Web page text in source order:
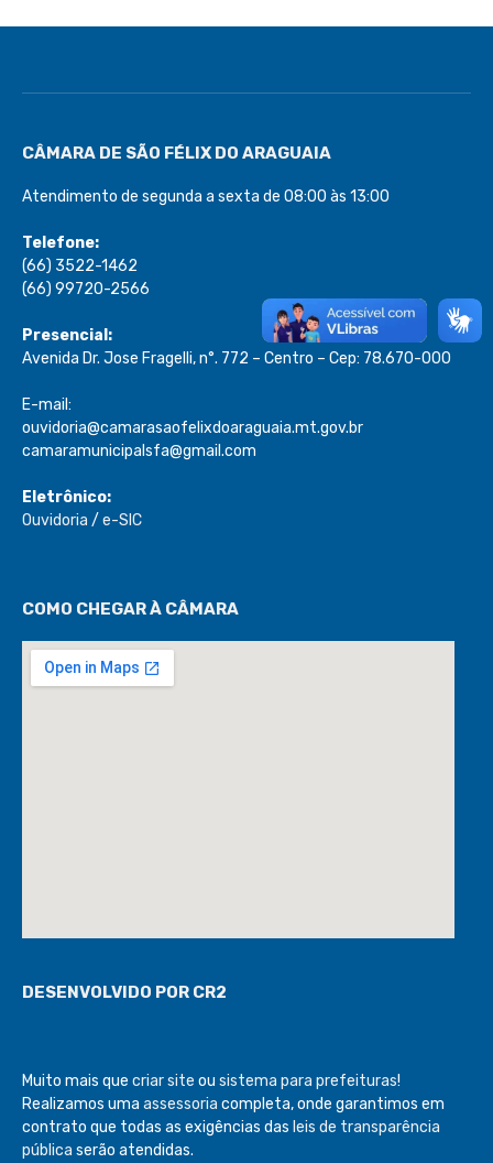
CÂMARA DE SÃO FÉLIX DO ARAGUAIA
Atendimento de segunda a sexta de 08:00 às 13:00
Telefone:
(66) 3522-1462
(66) 99720-2566
Presencial:
Avenida Dr. Jose Fragelli, n°. 772 – Centro – Cep: 78.670-000
E-mail:
ouvidoria@camarasaofelixdoaraguaia.mt.gov.br
camaramunicipalsfa@gmail.com
Eletrônico:
Ouvidoria / e-SIC
COMO CHEGAR À CÂMARA
DESENVOLVIDO POR CR2
Muito mais que criar site ou sistema para prefeituras!
Realizamos uma assessoria completa, onde garantimos em
contrato que todas as exigências das leis de transparência
pública serão atendidas.